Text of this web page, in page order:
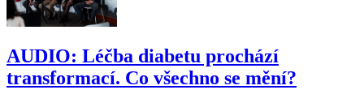
AUDIO: Léčba diabetu prochází
transformací. Co všechno se mění?